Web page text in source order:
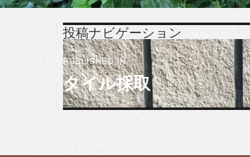
投稿ナビゲーション
PUBLISHED IN
タイル採取